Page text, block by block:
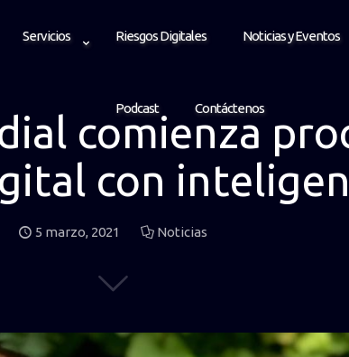
Servicios Riesgos Digitales Noticias y Eventos
Podcast Contáctenos
comienza
con
5 marzo, 2021 Noticias